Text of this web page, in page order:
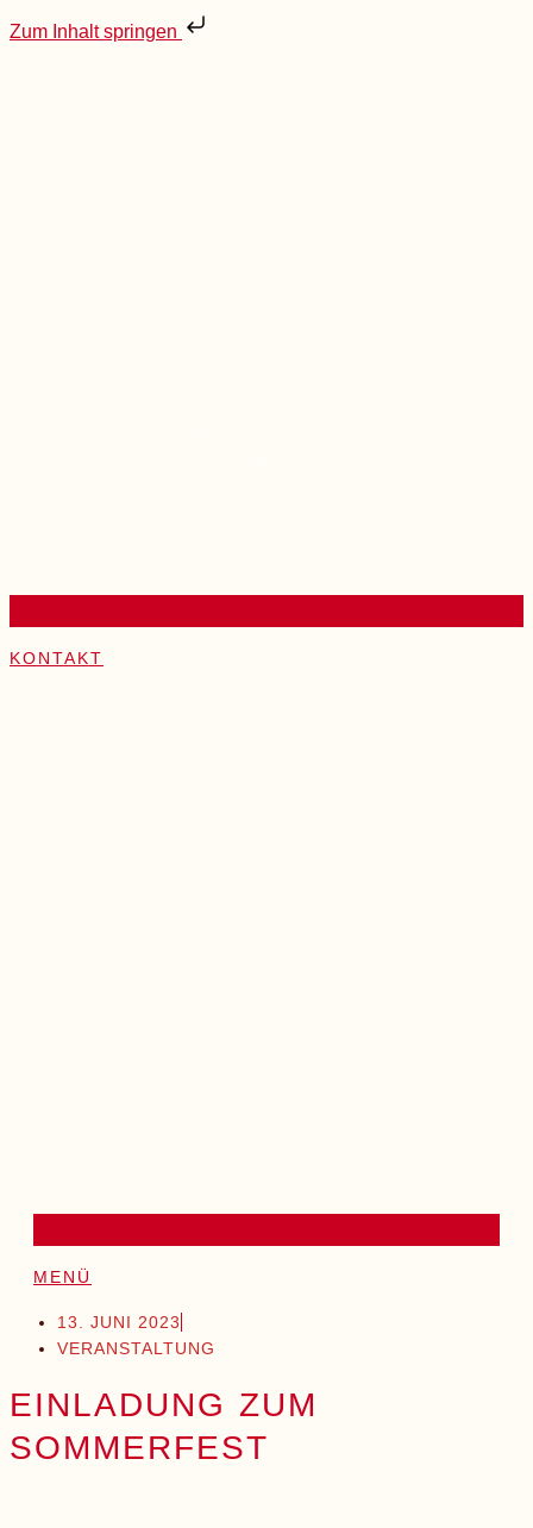
Zum Inhalt springen
KONTAKT
MENÜ
13. JUNI 2023
VERANSTALTUNG
EINLADUNG ZUM
SOMMERFEST